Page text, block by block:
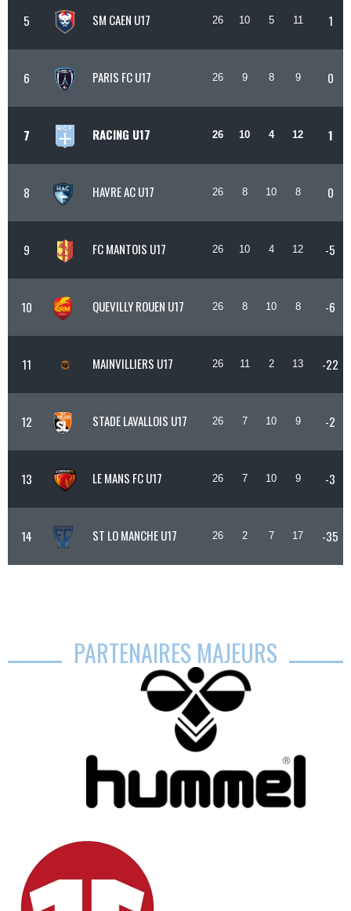
5 SM CAEN U17 26 10 5 11 1
6 PARIS FC U17 26 9 8 9 0
7 RACING U17 26 10 4 12 1
8 HAVRE AC U17 26 8 10 8 0
9 FC MANTOIS U17 26 10 4 12 -5
10 QUEVILLY ROUEN U17 26 8 10 8 -6
11 MAINVILLIERS U17 26 11 2 13 -22
12 STADE LAVALLOIS U17 26 7 10 9 -2
13 LE MANS FC U17 26 7 10 9 -3
14 ST LO MANCHE U17 26 2 7 17 -35
PARTENAIRES MAJEURS